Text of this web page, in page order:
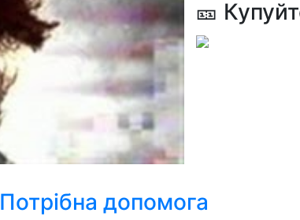
🎫
Потрібна допомога